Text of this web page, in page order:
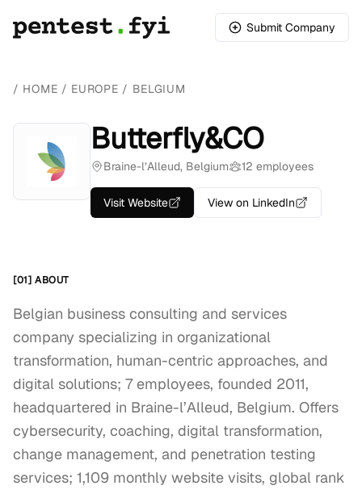
Submit Company
/ HOME / EUROPE / BELGIUM
Butterfly&CO
Braine-l’Alleud, Belgium 12 employees
Visit Website View on LinkedIn
[01] ABOUT
Belgian business consulting and services
company specializing in organizational
transformation, human-centric approaches, and
digital solutions; 7 employees, founded 2011,
headquartered in Braine-l’Alleud, Belgium. Offers
cybersecurity, coaching, digital transformation,
change management, and penetration testing
services; 1,109 monthly website visits, global rank